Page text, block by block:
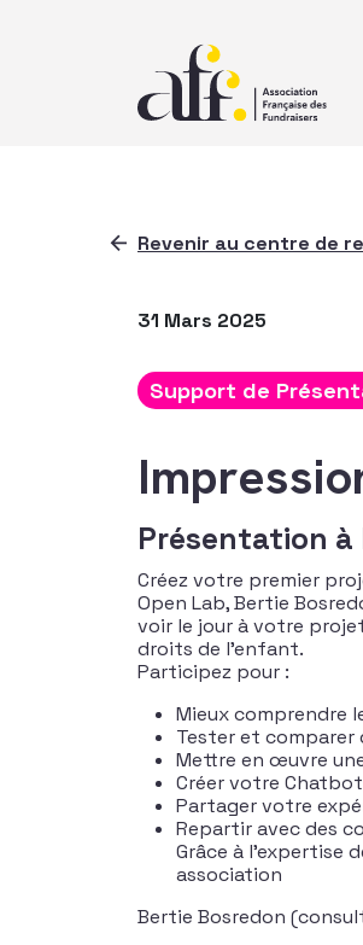
Revenir au centre de
31 Mars 2025
Support de
Présentation
Créez votre premier
Open Lab, Bertie
voir le jour à votre
droits de l’enfant.
Participez pour :
Mieux comprendre
Tester et comparer
Mettre en œuvre
Créer votre
Partager votre
Repartir avec des
Grâce à l’expertise
association
Bertie Bosredon